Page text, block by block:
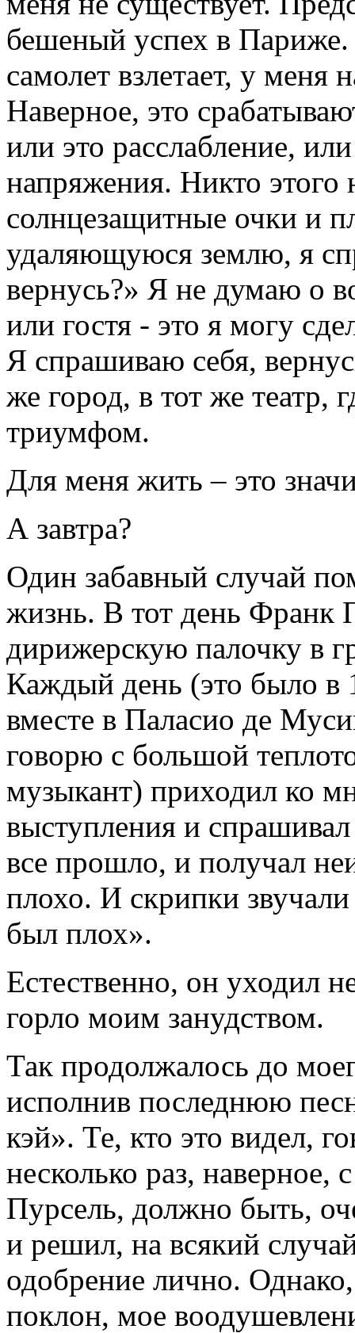
бешеный успех в Париже.
самолет взлетает, у меня
Наверное, это
или это расслабление,
напряжения. Никто этого
солнцезащитные очки и
удаляющуюся землю, я
вернусь?» Я не думаю о
или гостя - это я могу
Я спрашиваю себя,
же город, в тот же театр,
триумфом.
Для меня жить – это
А завтра?
Один забавный случай
жизнь. В тот день Франк
дирижерскую палочку в
Каждый день (это было в
вместе в Паласио де
говорю с большой
музыкант) приходил ко
выступления и
все прошло, и получал
плохо. И скрипки
был плох».
Естественно, он уходил
горло моим занудством.
Так продолжалось до
исполнив последнюю
кэй». Те, кто это видел,
несколько раз,
Пурсель, должно быть,
и решил, на всякий
одобрение лично.
поклон, мое